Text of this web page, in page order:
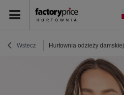
Wstecz Hurtownia odzieży damskiej